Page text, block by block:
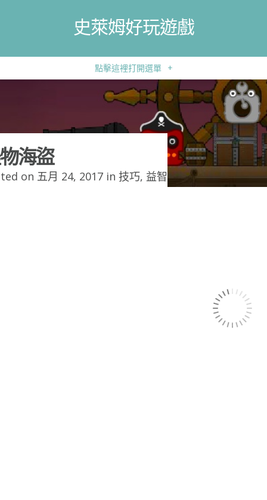
史萊姆好玩遊戲
點擊這裡打開選單 +
海盜
on 五月 24, 2017 in 技巧, 益智